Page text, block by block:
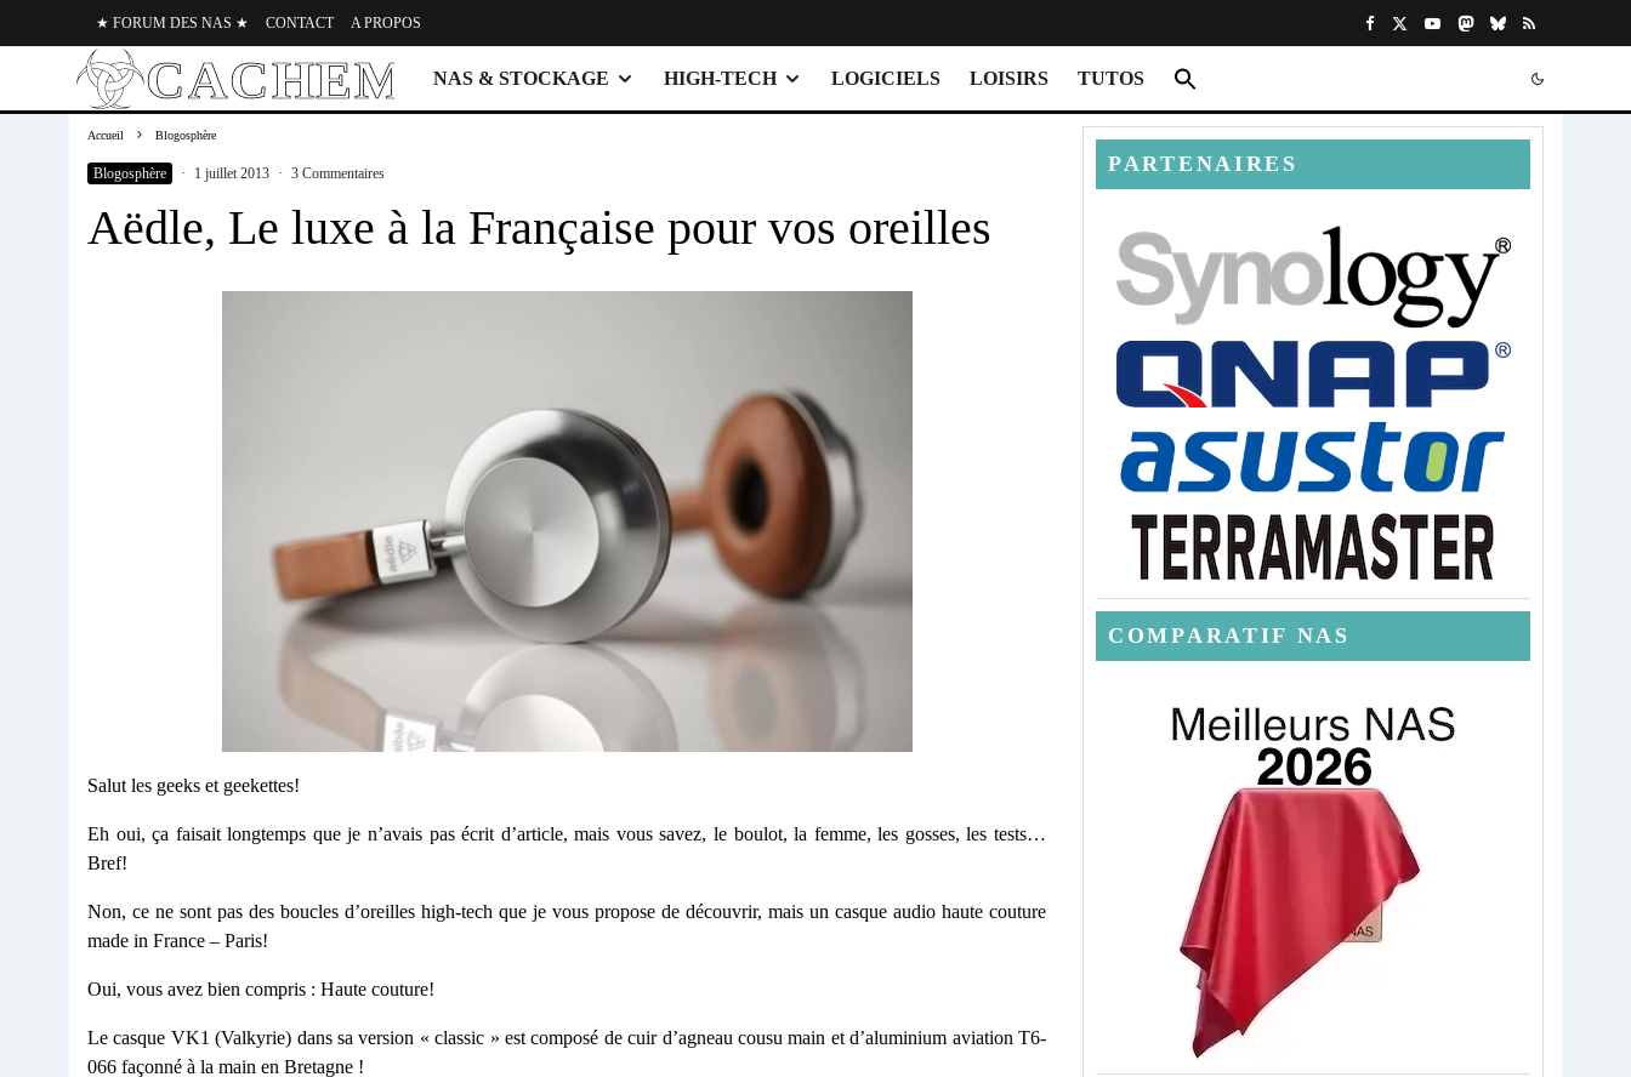
★ FORUM DES NAS ★ CONTACT A PROPOS
NAS & STOCKAGE HIGH-TECH LOGICIELS LOISIRS TUTOS
Accueil Blogosphère
Blogosphère · 1 juillet 2013 · 3 Commentaires
Aëdle, Le luxe à la Française pour vos oreilles
Salut les geeks et geekettes!
Eh oui, ça faisait longtemps que je n’avais pas écrit d’article, mais vous savez, le boulot, la femme, les gosses, les tests…
Bref!
Non, ce ne sont pas des boucles d’oreilles high-tech que je vous propose de découvrir, mais un casque audio haute couture
made in France – Paris!
Oui, vous avez bien compris : Haute couture!
Le casque VK1 (Valkyrie) dans sa version « classic » est composé de cuir d’agneau cousu main et d’aluminium aviation T6-
066 façonné à la main en Bretagne !
PARTENAIRES
COMPARATIF NAS